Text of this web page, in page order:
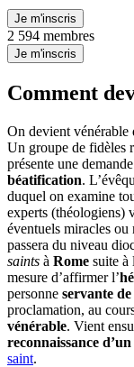
Je m'inscris
2 594 membres
Je m'inscris
Comment
On devient vénérable
Un groupe de fidèles
présente une
béatification.
duquel on examine
experts (théologiens)
éventuels miracles
passera du niveau
saints à Rome suite à
mesure d’affirmer l’
personne servante
proclamation, au
vénérable. Vient
reconnaissance
saint.